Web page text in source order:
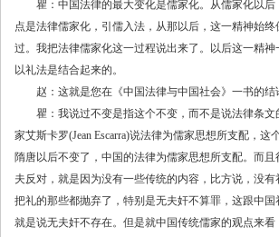
瞿：中国法律的最大变化是儒家化。从儒家化以后
点是法律儒家化，引儒入法，从那以后，这一精神始
过。我把法律儒家化这一过程说出来了。以后这一精
以礼法是结合起来的。
赵：这就是您在《中国法律与中国社会》一书的结
瞿：我说过不变是指这个不变，而不是说法律条文
家艾斯卡罗(Jean Escarra)说法律为儒家思想所支配，
隋唐以后不变了，中国的法律为儒家思想所支配。而
夫反对，就是因为没有一些传统的内容，比方说，没
把礼的那些都抛弃了，特别是无夫奸不算罪，这跟中
就是说无夫奸不存在。但是就中国传统儒家的观点来